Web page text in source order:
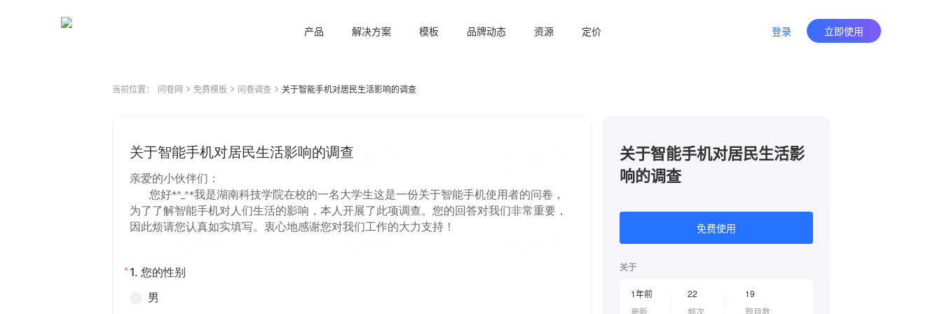
产品 解决方案 模板 品牌动态 资源 定价 登录 立即使用
当前位置： 问卷网 免费模板 问卷调查 关于智能手机对居民生活影响的调查
关于智能手机对居民生活影
响的调查
免费使用
关于
1年前
更新
22
频次
19
题目数